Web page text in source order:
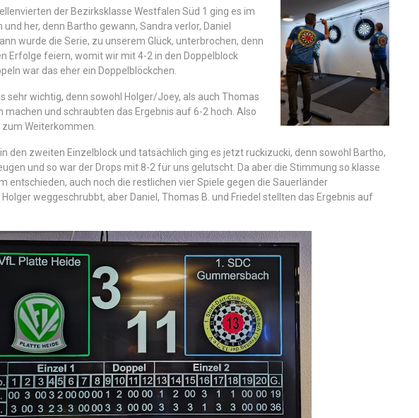
der Bezirksklasse Westfalen Süd 1 ging es im
her, denn Bartho gewann, Sandra verlor, Daniel
wurde die Serie, zu unserem Glück, unterbrochen, denn
Erfolge feiern, womit wir mit 4-2 in den Doppelblock
war das eher ein Doppelblöckchen.
sehr wichtig, denn sowohl Holger/Joey, als auch Thomas
machen und schraubten das Ergebnis auf 6-2 hoch. Also
Weiterkommen.
den zweiten Einzelblock und tatsächlich ging es jetzt ruckizucki, denn sowohl Bartho,
und so war der Drops mit 8-2 für uns gelutscht. Da aber die Stimmung so klasse
entschieden, auch noch die restlichen vier Spiele gegen die Sauerländer
weggeschrubbt, aber Daniel, Thomas B. und Friedel stellten das Ergebnis auf